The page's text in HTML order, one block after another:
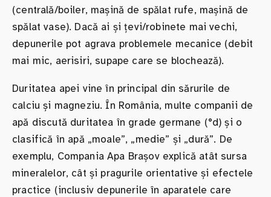
(centrală/boiler, mașină de spălat rufe, mașină de
spălat vase). Dacă ai și țevi/robinete mai vechi,
depunerile pot agrava problemele mecanice (debit
mai mic, aerisiri, supape care se blochează).
Duritatea apei vine în principal din sărurile de
calciu și magneziu. În România, multe companii de
apă discută duritatea în grade germane (°d) și o
clasifică în apă „moale”, „medie” și „dură”. De
exemplu, Compania Apa Brașov explică atât sursa
mineralelor, cât și pragurile orientative și efectele
practice (inclusiv depunerile în aparatele care